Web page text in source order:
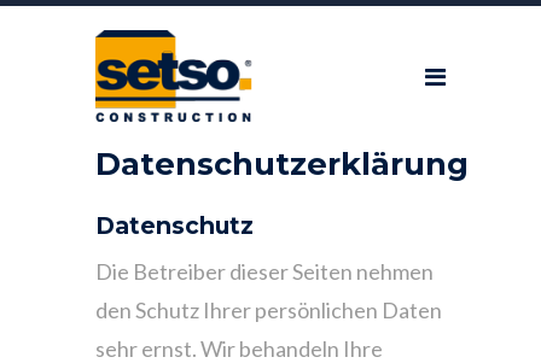
Datenschutzerklärung
Datenschutz
Die Betreiber dieser Seiten nehmen
den Schutz Ihrer persönlichen Daten
sehr ernst. Wir behandeln Ihre